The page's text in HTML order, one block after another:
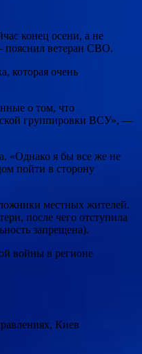
конец осени, а не
пояснил ветеран СВО.
которая очень
о том, что
группировки ВСУ», —
«Однако я бы все же не
пойти в сторону
местных жителей.
после чего отступила
запрещена).
войны в регионе
Киев